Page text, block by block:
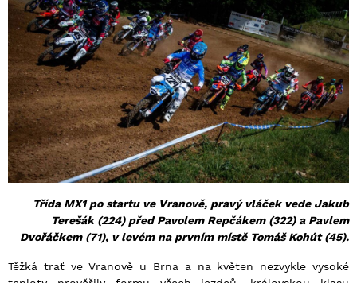
Třída MX1 po startu ve Vranově, pravý vláček vede Jakub
Terešák (224) před Pavolem Repčákem (322) a Pavlem
Dvořáčkem (71), v levém na prvním místě Tomáš Kohút (45).
Těžká trať ve Vranově u Brna a na květen nezvykle vysoké